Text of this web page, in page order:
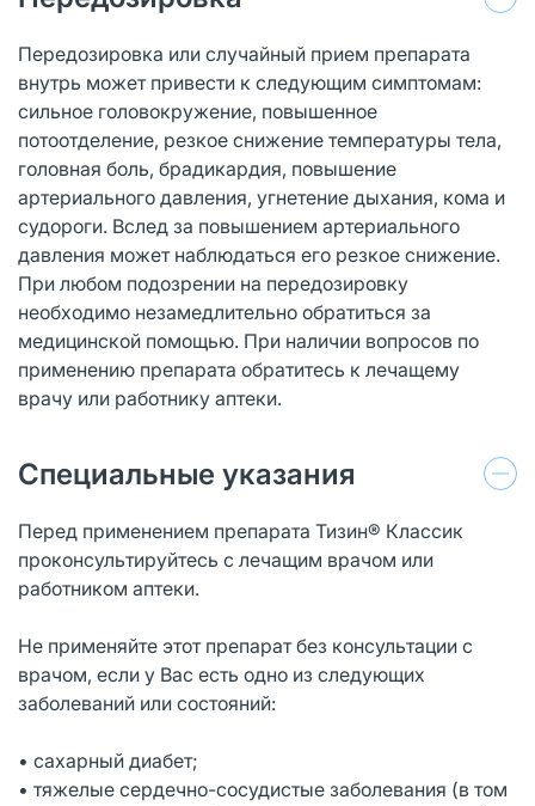
Передозировка или случайный прием препарата
внутрь может привести к следующим симптомам:
сильное головокружение, повышенное
потоотделение, резкое снижение температуры тела,
головная боль, брадикардия, повышение
артериального давления, угнетение дыхания, кома и
судороги. Вслед за повышением артериального
давления может наблюдаться его резкое снижение.
При любом подозрении на передозировку
необходимо незамедлительно обратиться за
медицинской помощью. При наличии вопросов по
применению препарата обратитесь к лечащему
врачу или работнику аптеки.
Специальные указания
Перед применением препарата Тизин® Классик
проконсультируйтесь с лечащим врачом или
работником аптеки.
Не применяйте этот препарат без консультации с
врачом, если у Вас есть одно из следующих
заболеваний или состояний:
• сахарный диабет;
• тяжелые сердечно-сосудистые заболевания (в том